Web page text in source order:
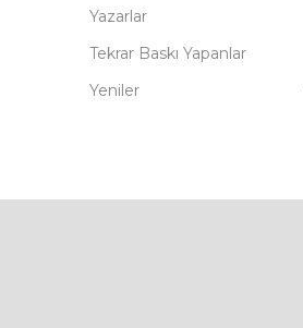
Yazarlar
Tekrar Baskı Yapanlar
Yeniler